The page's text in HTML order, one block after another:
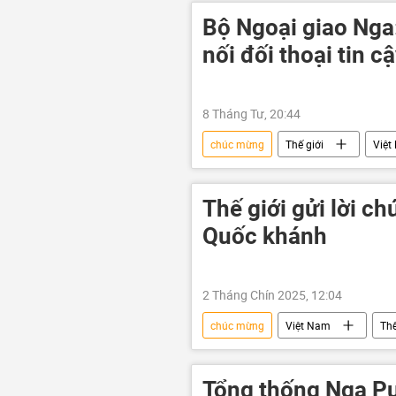
Bộ Ngoại giao
nối đối thoại tin
8 Tháng Tư, 20:44
chúc mừng Thế giới Việt
Maria Zakharova
Tô Lâm
Thế giới gửi lời
Quốc khánh
2 Tháng Chín 2025, 12:04
chúc mừng Việt Nam
ngoại giao
Chính trị
Bắc Triều Tiên
Ấn Độ
Tổng thống Nga